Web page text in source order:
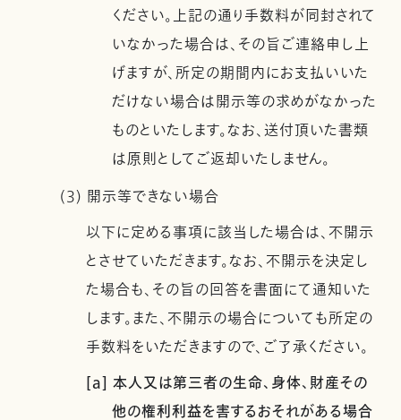
ください。上記の通り手数料が同封されて
いなかった場合は、その旨ご連絡申し上
げますが、所定の期間内にお支払いいた
だけない場合は開示等の求めがなかった
ものといたします。なお、送付頂いた書類
は原則としてご返却いたしません。
(3) 開示等できない場合
以下に定める事項に該当した場合は、不開示
とさせていただきます。なお、不開示を決定し
た場合も、その旨の回答を書面にて通知いた
します。また、不開示の場合についても所定の
手数料をいただきますので、ご了承ください。
[a] 本人又は第三者の生命、身体、財産その
他の権利利益を害するおそれがある場合